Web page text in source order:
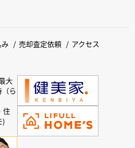
売却査定依頼 アクセス